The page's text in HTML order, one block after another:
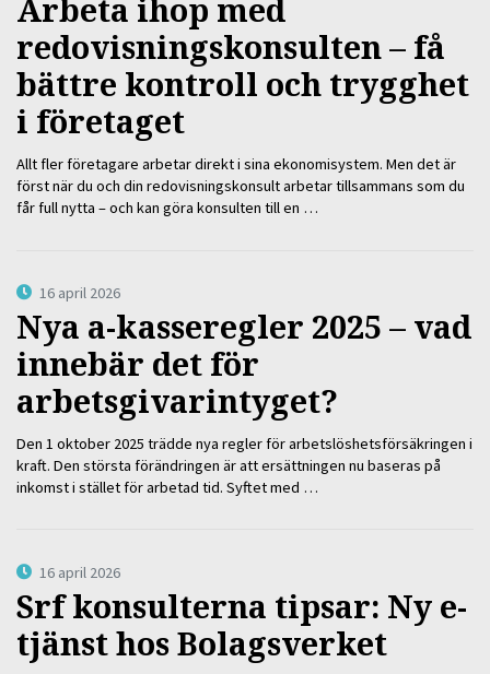
Arbeta ihop med
redovisningskonsulten – få
bättre kontroll och trygghet
i företaget
Allt fler företagare arbetar direkt i sina ekonomisystem. Men det är
först när du och din redovisningskonsult arbetar tillsammans som du
får full nytta – och kan göra konsulten till en …
16 april 2026
Nya a-kasseregler 2025 – vad
innebär det för
arbetsgivarintyget?
Den 1 oktober 2025 trädde nya regler för arbetslöshetsförsäkringen i
kraft. Den största förändringen är att ersättningen nu baseras på
inkomst i stället för arbetad tid. Syftet med …
16 april 2026
Srf konsulterna tipsar: Ny e-
tjänst hos Bolagsverket